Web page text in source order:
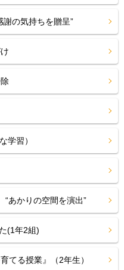
の気持ちを贈呈”
学習）
あかりの空間を演出”
(1年2組)
てる授業』（2年生）